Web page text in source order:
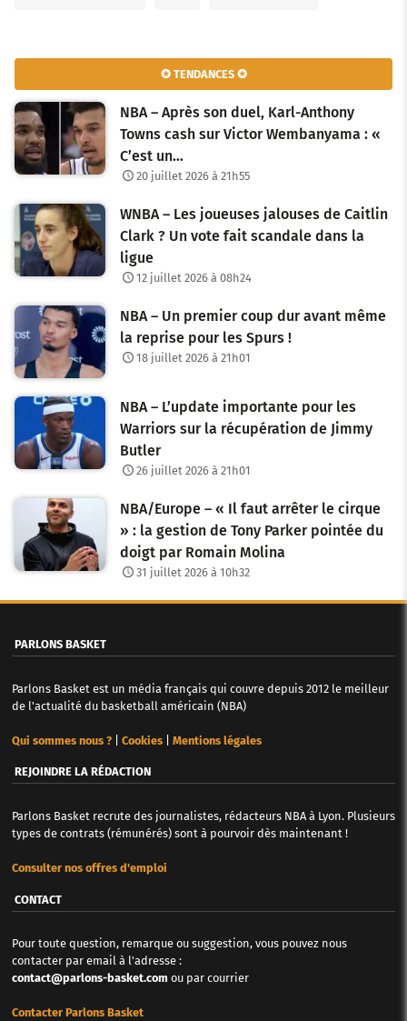
✪ TENDANCES ✪
NBA – Après son duel, Karl-Anthony
Towns cash sur Victor Wembanyama : «
C’est un…
20 juillet 2026 à 21h55
WNBA – Les joueuses jalouses de Caitlin
Clark ? Un vote fait scandale dans la
ligue
12 juillet 2026 à 08h24
NBA – Un premier coup dur avant même
la reprise pour les Spurs !
18 juillet 2026 à 21h01
NBA – L’update importante pour les
Warriors sur la récupération de Jimmy
Butler
26 juillet 2026 à 21h01
NBA/Europe – « Il faut arrêter le cirque
» : la gestion de Tony Parker pointée du
doigt par Romain Molina
31 juillet 2026 à 10h32
PARLONS BASKET
Parlons Basket est un média français qui couvre depuis 2012 le meilleur
de l'actualité du basketball américain (NBA)
Qui sommes nous ?| Cookies| Mentions légales
REJOINDRE LA RÉDACTION
Parlons Basket recrute des journalistes, rédacteurs NBA à Lyon. Plusieurs
types de contrats (rémunérés) sont à pourvoir dès maintenant !
Consulter nos offres d'emploi
CONTACT
Pour toute question, remarque ou suggestion, vous pouvez nous
contacter par email à l'adresse :
contact@parlons-basket.com ou par courrier
Contacter Parlons Basket